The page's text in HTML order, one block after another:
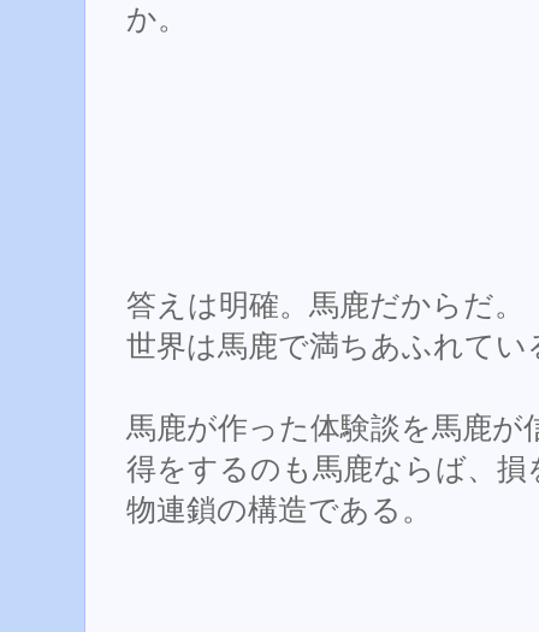
か。
答えは明確。馬鹿だからだ。
世界は馬鹿で満ちあふれてい
馬鹿が作った体験談を馬鹿が
得をするのも馬鹿ならば、
物連鎖の構造である。